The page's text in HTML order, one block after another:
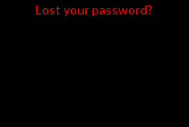
Lost your password?